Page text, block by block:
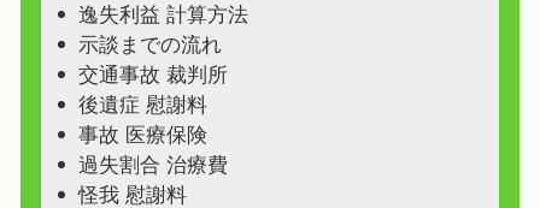
逸失利益 計算方法
示談までの流れ
交通事故 裁判所
後遺症 慰謝料
事故 医療保険
過失割合 治療費
怪我 慰謝料